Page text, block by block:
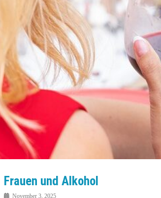
Frauen und Alkohol
November 3, 2025